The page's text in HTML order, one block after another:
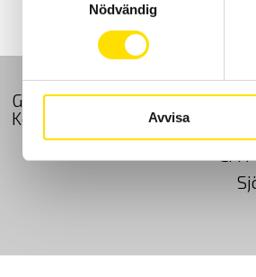
Nödvändig
Avvisa
GDPR Köpvillkor
Kontakt
CA